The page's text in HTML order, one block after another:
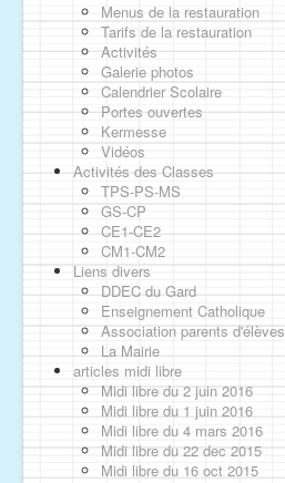
Menus de la restauration
Tarifs de la restauration
Activités
Galerie photos
Calendrier Scolaire
Portes ouvertes
Kermesse
Vidéos
Activités des Classes
TPS-PS-MS
GS-CP
CE1-CE2
CM1-CM2
Liens divers
DDEC du Gard
Enseignement Catholique
Association parents d'élèves
La Mairie
articles midi libre
Midi libre du 2 juin 2016
Midi libre du 1 juin 2016
Midi libre du 4 mars 2016
Midi libre du 22 dec 2015
Midi libre du 16 oct 2015